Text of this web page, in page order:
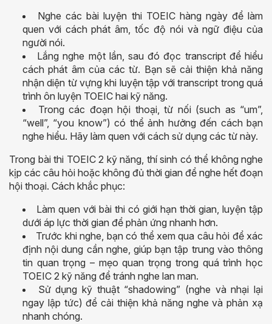
Nghe các bài luyện thi TOEIC hàng ngày để làm
quen với cách phát âm, tốc độ nói và ngữ điệu của
người nói.
Lắng nghe một lần, sau đó đọc transcript để hiểu
cách phát âm của các từ. Bạn sẽ cải thiện khả năng
nhận diện từ vựng khi luyện tập với transcript trong quá
trình ôn luyện TOEIC hai kỹ năng.
Trong các đoạn hội thoại, từ nối (such as “um”,
“well”, “you know”) có thể ảnh hưởng đến cách bạn
nghe hiểu. Hãy làm quen với cách sử dụng các từ này.
Trong bài thi TOEIC 2 kỹ năng, thí sinh có thể không nghe
kịp các câu hỏi hoặc không đủ thời gian để nghe hết đoạn
hội thoại. Cách khắc phục:
Làm quen với bài thi có giới hạn thời gian, luyện tập
dưới áp lực thời gian để phản ứng nhanh hơn.
Trước khi nghe, bạn có thể xem qua câu hỏi để xác
định nội dung cần nghe, giúp bạn tập trung vào thông
tin quan trọng – mẹo quan trọng trong quá trình học
TOEIC 2 kỹ năng để tránh nghe lan man.
Sử dụng kỹ thuật “shadowing” (nghe và nhại lại
ngay lập tức) để cải thiện khả năng nghe và phản xạ
nhanh chóng.